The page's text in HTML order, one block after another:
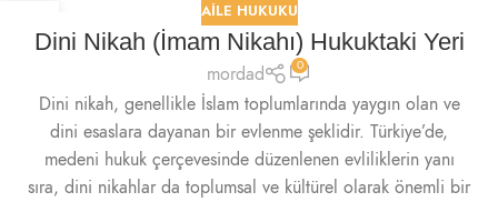
EYL
AILE HUKUKU
Dini Nikah (İmam Nikahı) Hukuktaki Yeri
mordad 0
Dini nikah, genellikle İslam toplumlarında yaygın olan ve
dini esaslara dayanan bir evlenme şeklidir. Türkiye’de,
medeni hukuk çerçevesinde düzenlenen evliliklerin yanı
sıra, dini nikahlar da toplumsal ve kültürel olarak önemli bir